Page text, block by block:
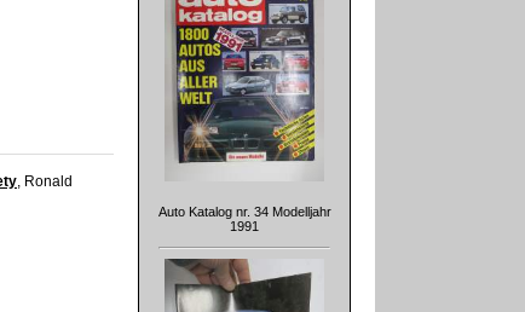
, Ronald
Auto Katalog nr. 34 Modelljahr
1991